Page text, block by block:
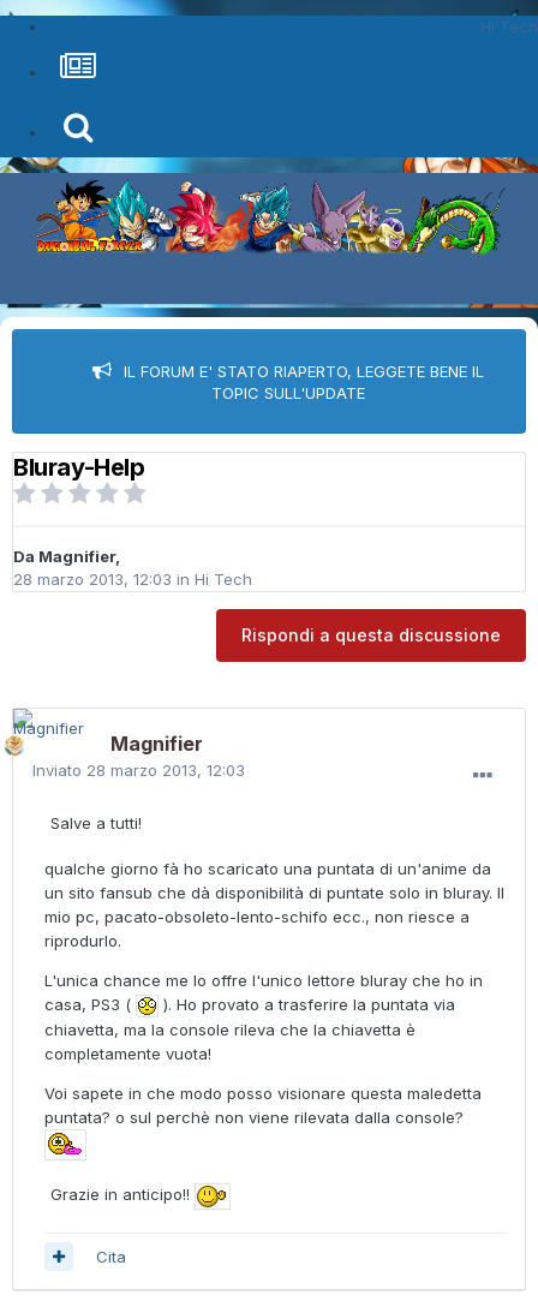
Hi Tech
IL FORUM E' STATO RIAPERTO, LEGGETE BENE IL
TOPIC SULL'UPDATE
Bluray-Help
Da Magnifier,
28 marzo 2013, 12:03 in Hi Tech
Rispondi a questa discussione
Magnifier
Inviato 28 marzo 2013, 12:03
Salve a tutti!
qualche giorno fà ho scaricato una puntata di un'anime da
un sito fansub che dà disponibilità di puntate solo in bluray. Il
mio pc, pacato-obsoleto-lento-schifo ecc., non riesce a
riprodurlo.
L'unica chance me lo offre l'unico lettore bluray che ho in
casa, PS3 (
). Ho provato a trasferire la puntata via
chiavetta, ma la console rileva che la chiavetta è
completamente vuota!
Voi sapete in che modo posso visionare questa maledetta
puntata? o sul perchè non viene rilevata dalla console?
Grazie in anticipo!!
Cita